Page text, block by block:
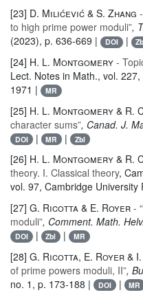
[23] D. Milićević & S. Zhang
to high prime power moduli”,
(2023), p. 636-669 |
DOI |
[24] H. L. Montgomery -
Lect. Notes in Math., vol. 227,
1971 |
MR
[25] H. L. Montgomery & R.
character sums”, Canad. J.
DOI | MR | Zbl
[26] H. L. Montgomery & R.
theory. I. Classical theory,
vol. 97, Cambridge
[27] G. Ricotta & E. Royer -
moduli”, Comment. Math. Helv.
DOI | Zbl | MR
[28] G. Ricotta, E. Royer &
of prime powers moduli, II”,
no. 1, p. 173-188 |
DOI | MR